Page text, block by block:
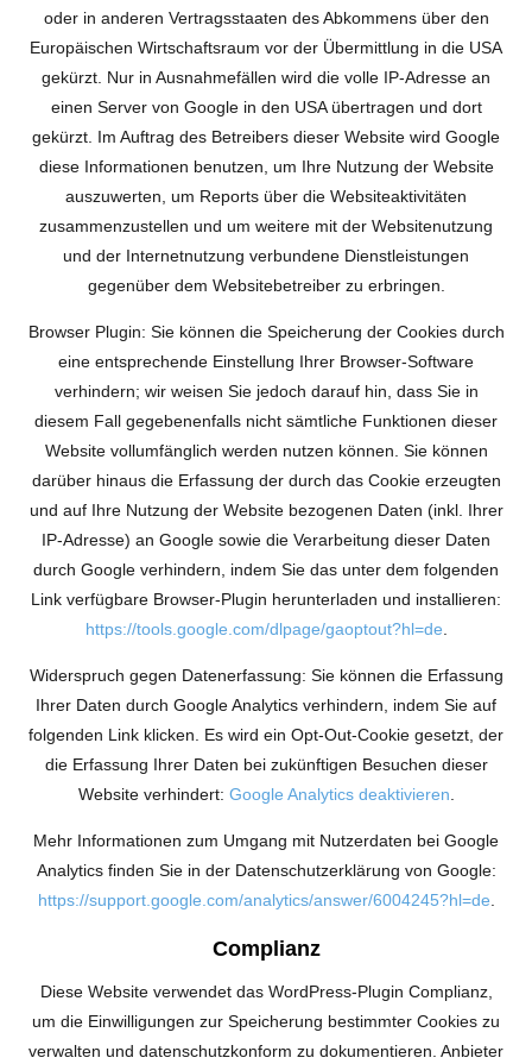
oder in anderen Vertragsstaaten des Abkommens über den
Europäischen Wirtschaftsraum vor der Übermittlung in die USA
gekürzt. Nur in Ausnahmefällen wird die volle IP-Adresse an
einen Server von Google in den USA übertragen und dort
gekürzt. Im Auftrag des Betreibers dieser Website wird Google
diese Informationen benutzen, um Ihre Nutzung der Website
auszuwerten, um Reports über die Websiteaktivitäten
zusammenzustellen und um weitere mit der Websitenutzung
und der Internetnutzung verbundene Dienstleistungen
gegenüber dem Websitebetreiber zu erbringen.
Browser Plugin: Sie können die Speicherung der Cookies durch
eine entsprechende Einstellung Ihrer Browser-Software
verhindern; wir weisen Sie jedoch darauf hin, dass Sie in
diesem Fall gegebenenfalls nicht sämtliche Funktionen dieser
Website vollumfänglich werden nutzen können. Sie können
darüber hinaus die Erfassung der durch das Cookie erzeugten
und auf Ihre Nutzung der Website bezogenen Daten (inkl. Ihrer
IP-Adresse) an Google sowie die Verarbeitung dieser Daten
durch Google verhindern, indem Sie das unter dem folgenden
Link verfügbare Browser-Plugin herunterladen und installieren:
https://tools.google.com/dlpage/gaoptout?hl=de.
Widerspruch gegen Datenerfassung: Sie können die Erfassung
Ihrer Daten durch Google Analytics verhindern, indem Sie auf
folgenden Link klicken. Es wird ein Opt-Out-Cookie gesetzt, der
die Erfassung Ihrer Daten bei zukünftigen Besuchen dieser
Website verhindert: Google Analytics deaktivieren.
Mehr Informationen zum Umgang mit Nutzerdaten bei Google
Analytics finden Sie in der Datenschutzerklärung von Google:
https://support.google.com/analytics/answer/6004245?hl=de.
Complianz
Diese Website verwendet das WordPress-Plugin Complianz,
um die Einwilligungen zur Speicherung bestimmter Cookies zu
verwalten und datenschutzkonform zu dokumentieren. Anbieter